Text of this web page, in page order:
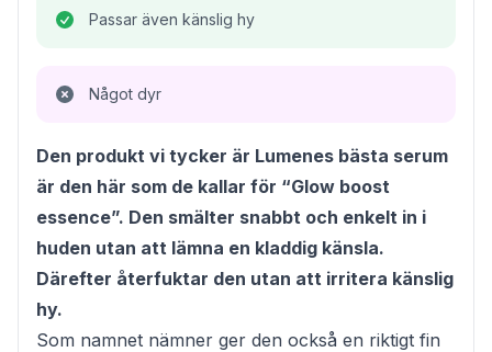
Passar även känslig hy
Något dyr
Den produkt vi tycker är Lumenes bästa serum
är den här som de kallar för “Glow boost
essence”. Den smälter snabbt och enkelt in i
huden utan att lämna en kladdig känsla.
Därefter återfuktar den utan att irritera känslig
hy.
Som namnet nämner ger den också en riktigt fin